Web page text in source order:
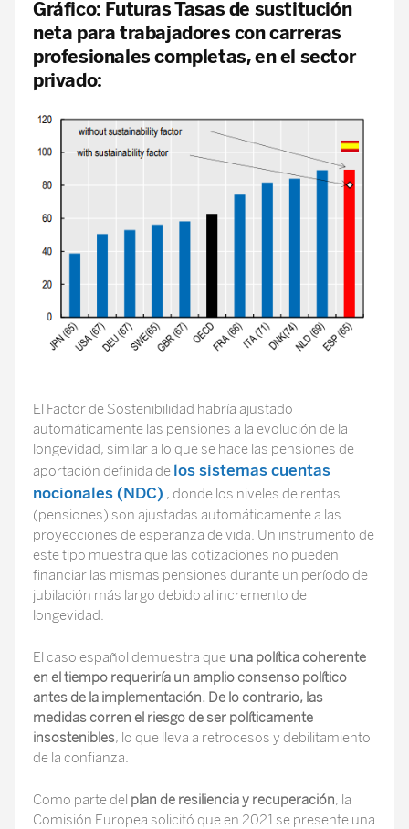
Gráfico: Futuras Tasas de sustitución
neta para trabajadores con carreras
profesionales completas, en el sector
privado:
El Factor de Sostenibilidad habría ajustado
automáticamente las pensiones a la evolución de la
longevidad, similar a lo que se hace las pensiones de
aportación definida de los sistemas cuentas
nocionales (NDC) , donde los niveles de rentas
(pensiones) son ajustadas automáticamente a las
proyecciones de esperanza de vida. Un instrumento de
este tipo muestra que las cotizaciones no pueden
financiar las mismas pensiones durante un período de
jubilación más largo debido al incremento de
longevidad.
El caso español demuestra que una política coherente
en el tiempo requeriría un amplio consenso político
antes de la implementación. De lo contrario, las
medidas corren el riesgo de ser políticamente
insostenibles, lo que lleva a retrocesos y debilitamiento
de la confianza.
Como parte del plan de resiliencia y recuperación, la
Comisión Europea solicitó que en 2021 se presente una